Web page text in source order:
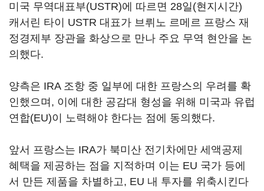
미국 무역대표부(USTR)에 따르면 28일(현지시간)
캐서린 타이 USTR 대표가 브뤼노 르메르 프랑스 재
정경제부 장관을 화상으로 만나 주요 무역 현안을 논
의했다.
양측은 IRA 조항 중 일부에 대한 프랑스의 우려를 확
인했으며, 이에 대한 공감대 형성을 위해 미국과 유럽
연합(EU)이 노력해야 한다는 점에 동의했다.
앞서 프랑스는 IRA가 북미산 전기차에만 세액공제
혜택을 제공하는 점을 지적하며 이는 EU 국가 등에
서 만든 제품을 차별하고, EU 내 투자를 위축시킨다